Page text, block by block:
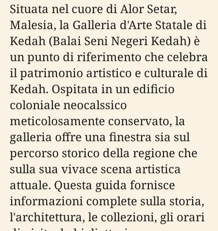
Situata nel cuore di Alor Setar,
Malesia, la Galleria d'Arte Statale di
Kedah (Balai Seni Negeri Kedah) è
un punto di riferimento che celebra
il patrimonio artistico e culturale di
Kedah. Ospitata in un edificio
coloniale neocalssico
meticolosamente conservato, la
galleria offre una finestra sia sul
percorso storico della regione che
sulla sua vivace scena artistica
attuale. Questa guida fornisce
informazioni complete sulla storia,
l'architettura, le collezioni, gli orari